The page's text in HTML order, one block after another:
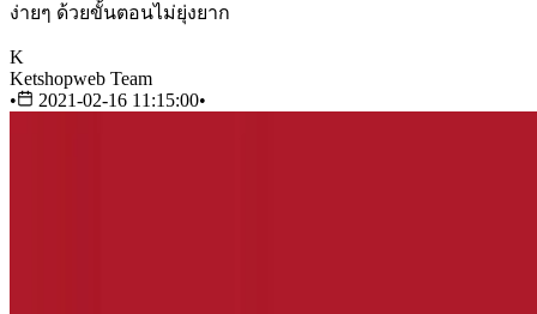
ง่ายๆ ด้วยขั้นตอนไม่ยุ่งยาก
K
Ketshopweb Team
•
2021-02-16 11:15:00•